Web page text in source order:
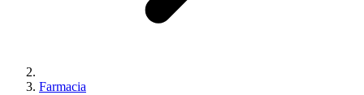
Farmacia